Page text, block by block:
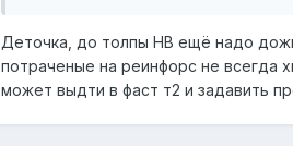
Деточка, до толпы НВ ещё надо
потраченые на реинфорс не всегда
может выдти в фаст т2 и задавить